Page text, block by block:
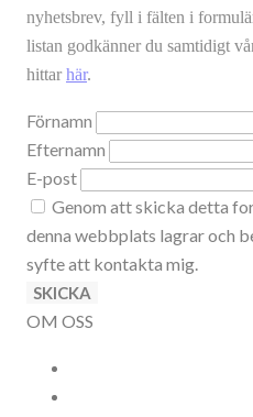
nyhetsbrev, fyll i fälten i
listan godkänner du samtidigt
hittar här.
Förnamn
Efternamn
E-post
Genom att skicka detta
denna webbplats lagrar och
syfte att kontakta mig.
SKICKA
OM OSS